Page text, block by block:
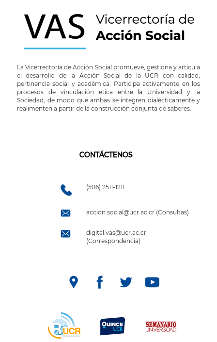
La Vicerrectoría de Acción Social promueve, gestiona y articula
el desarrollo de la Acción Social de la UCR con calidad,
pertinencia social y académica. Participa activamente en los
procesos de vinculación ética entre la Universidad y la
Sociedad, de modo que ambas se integren dialécticamente y
realimenten a partir de la construcción conjunta de saberes.
CONTÁCTENOS
(506) 2511-1211
accion.social@ucr.ac.cr (Consultas)
digital.vas@ucr.ac.cr
(Correspondencia)